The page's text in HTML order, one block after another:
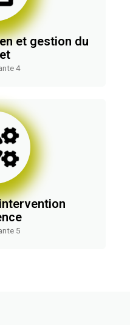
et gestion du
4
5